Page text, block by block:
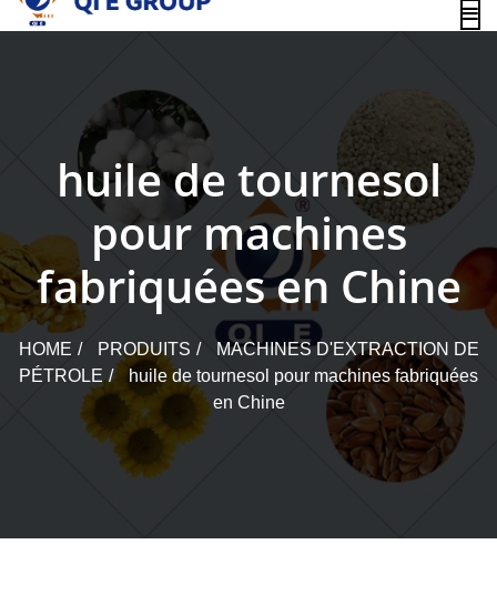
content
huile de tournesol
pour machines
fabriquées en Chine
HOME PRODUITS
MACHINES D'EXTRACTION DE
PÉTROLE
huile de tournesol pour machines fabriquées
en Chine